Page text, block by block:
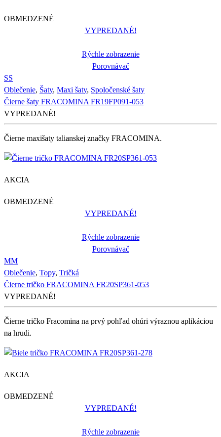
OBMEDZENÉ
VYPREDANÉ!
Rýchle zobrazenie
Porovnávač
SS
Oblečenie, Šaty, Maxi šaty, Spoločenské šaty
Čierne šaty FRACOMINA FR19FP091-053
VYPREDANÉ!
Čierne maxišaty talianskej značky FRACOMINA.
AKCIA
OBMEDZENÉ
VYPREDANÉ!
Rýchle zobrazenie
Porovnávač
MM
Oblečenie, Topy, Tričká
Čierne tričko FRACOMINA FR20SP361-053
VYPREDANÉ!
Čierne tričko Fracomina na prvý pohľad ohúri výraznou aplikáciou
na hrudi.
AKCIA
OBMEDZENÉ
VYPREDANÉ!
Rýchle zobrazenie